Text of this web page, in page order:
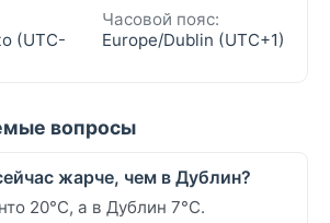
(UTC-
Часовой пояс:
Europe/Dublin (UTC+1)
вопросы
жарче, чем в Дублин?
20°C, а в Дублин 7°C.